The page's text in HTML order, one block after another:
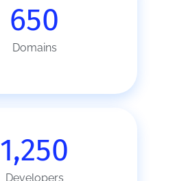
Domains
650
Developers
1,250